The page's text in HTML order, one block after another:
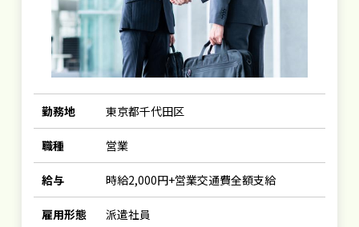
勤務地 東京都千代田区
職種 営業
給与 時給2,000円+営業交通費全額支給
雇用形態 派遣社員